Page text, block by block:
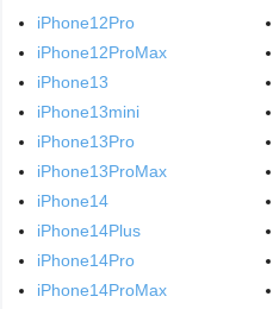
iPhone12Pro
iPhone12ProMax
iPhone13
iPhone13mini
iPhone13Pro
iPhone13ProMax
iPhone14
iPhone14Plus
iPhone14Pro
iPhone14ProMax